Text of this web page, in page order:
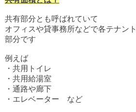
共有部分とも呼ばれていて
オフィスや貸事務所などで各テナン
部分です
例えば
・共用トイレ
・共用給湯室
・通路や廊下
・エレベーター など